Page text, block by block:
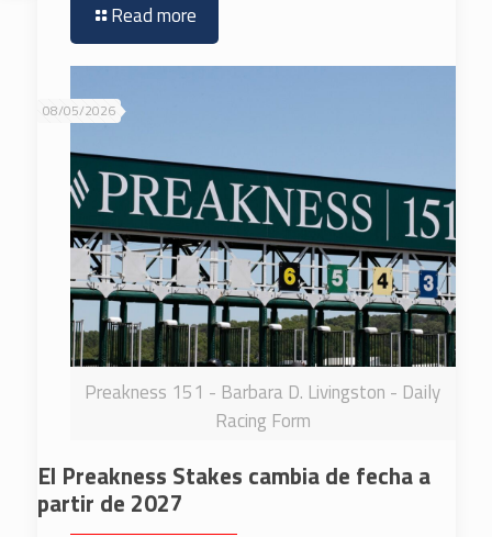
Read more
Preakness 151 - Barbara D. Livingston - Daily
Racing Form
08/05/2026
El Preakness Stakes cambia de fecha a
partir de 2027